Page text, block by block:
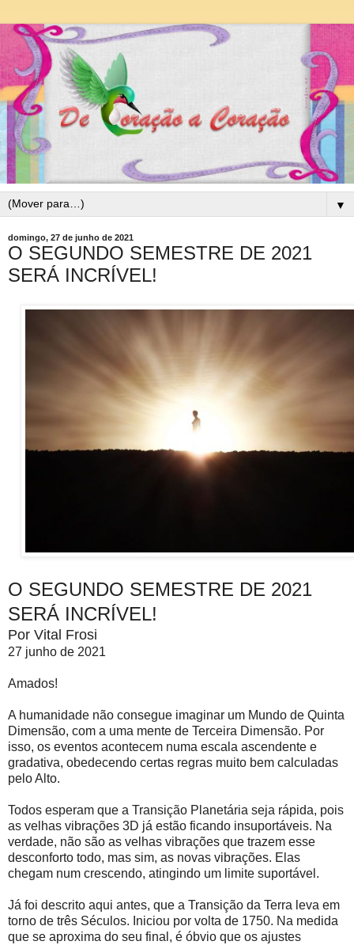
▼
domingo, 27 de junho de 2021
O SEGUNDO SEMESTRE DE 2021
SERÁ INCRÍVEL!
O SEGUNDO SEMESTRE DE 2021
SERÁ INCRÍVEL!
Por Vital Frosi
27 junho de 2021
Amados!
A humanidade não consegue imaginar um Mundo de Quinta
Dimensão, com a uma mente de Terceira Dimensão. Por
isso, os eventos acontecem numa escala ascendente e
gradativa, obedecendo certas regras muito bem calculadas
pelo Alto.
Todos esperam que a Transição Planetária seja rápida, pois
as velhas vibrações 3D já estão ficando insuportáveis. Na
verdade, não são as velhas vibrações que trazem esse
desconforto todo, mas sim, as novas vibrações. Elas
chegam num crescendo, atingindo um limite suportável.
Já foi descrito aqui antes, que a Transição da Terra leva em
torno de três Séculos. Iniciou por volta de 1750. Na medida
que se aproxima do seu final, é óbvio que os ajustes